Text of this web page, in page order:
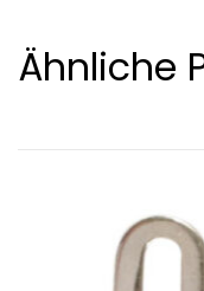
Ähnliche